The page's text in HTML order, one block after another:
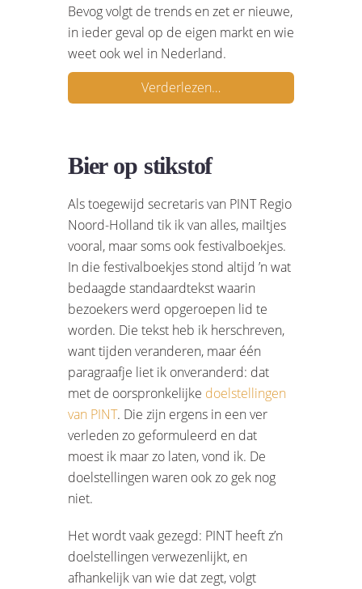
Bevog volgt de trends en zet er nieuwe,
in ieder geval op de eigen markt en wie
weet ook wel in Nederland.
Verderlezen…
Bier op stikstof
Als toegewijd secretaris van PINT Regio
Noord-Holland tik ik van alles, mailtjes
vooral, maar soms ook festivalboekjes.
In die festivalboekjes stond altijd ’n wat
bedaagde standaardtekst waarin
bezoekers werd opgeroepen lid te
worden. Die tekst heb ik herschreven,
want tijden veranderen, maar één
paragraafje liet ik onveranderd: dat
met de oorspronkelijke doelstellingen
van PINT. Die zijn ergens in een ver
verleden zo geformuleerd en dat
moest ik maar zo laten, vond ik. De
doelstellingen waren ook zo gek nog
niet.
Het wordt vaak gezegd: PINT heeft z’n
doelstellingen verwezenlijkt, en
afhankelijk van wie dat zegt, volgt